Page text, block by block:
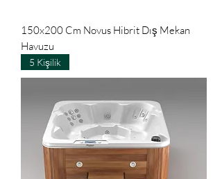
150x200 Cm Novus Hibrit Dış Mekan
Havuzu
5 Kişilik